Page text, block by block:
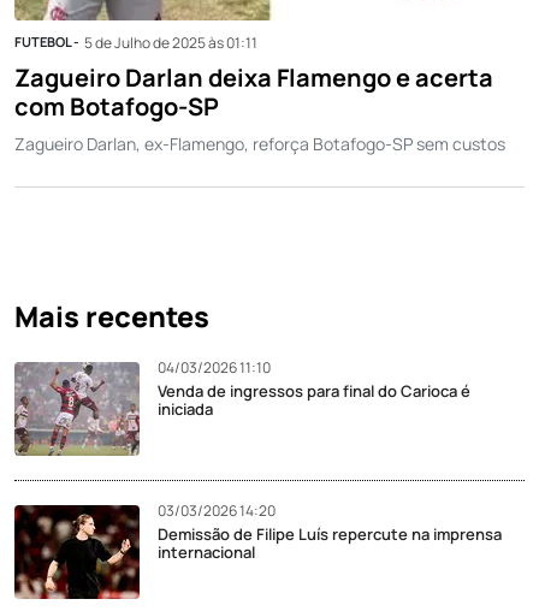
FUTEBOL - 5 de Julho de 2025 às 01:11
Zagueiro Darlan deixa Flamengo e acerta
com Botafogo-SP
Zagueiro Darlan, ex-Flamengo, reforça Botafogo-SP sem custos
Mais recentes
04/03/2026 11:10
Venda de ingressos para final do Carioca é
iniciada
03/03/2026 14:20
Demissão de Filipe Luís repercute na imprensa
internacional